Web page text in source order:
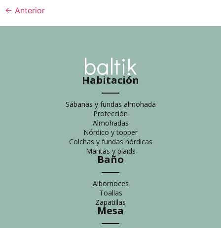
← Anterior
Habitación
Sábanas y fundas almohada
Protección
Almohadas
Nórdico y topper
Colchas y fundas nórdicas
Mantas y plaids
Baño
Albornoces
Toallas
Zapatillas
Mesa